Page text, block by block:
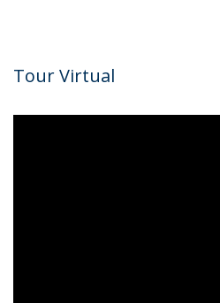
Tour Virtual